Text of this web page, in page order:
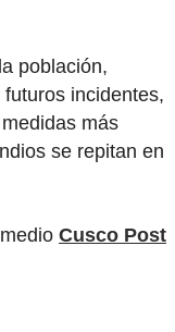
población,
incidentes,
más
se repitan en
Cusco Post